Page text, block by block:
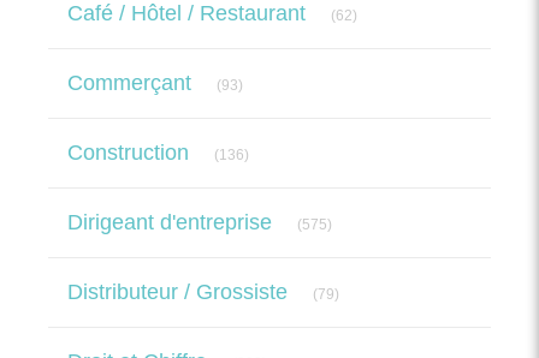
Café / Hôtel / Restaurant (62)
Commerçant (93)
Construction (136)
Dirigeant d'entreprise (575)
Distributeur / Grossiste (79)